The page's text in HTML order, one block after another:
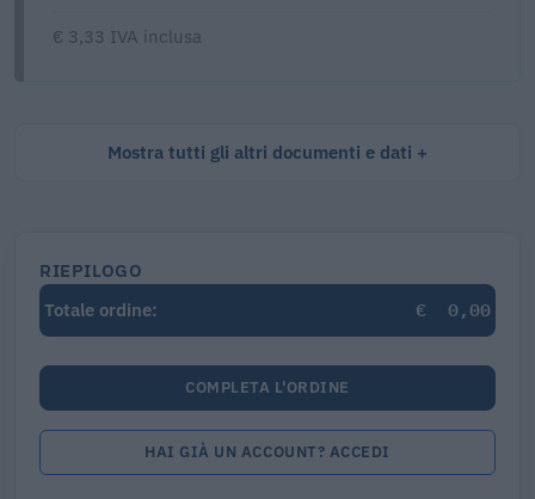
€ 3,33 IVA inclusa
Mostra tutti gli altri documenti e dati
RIEPILOGO
Totale ordine:
€ 0,00
COMPLETA L'ORDINE
HAI GIÀ UN ACCOUNT? ACCEDI